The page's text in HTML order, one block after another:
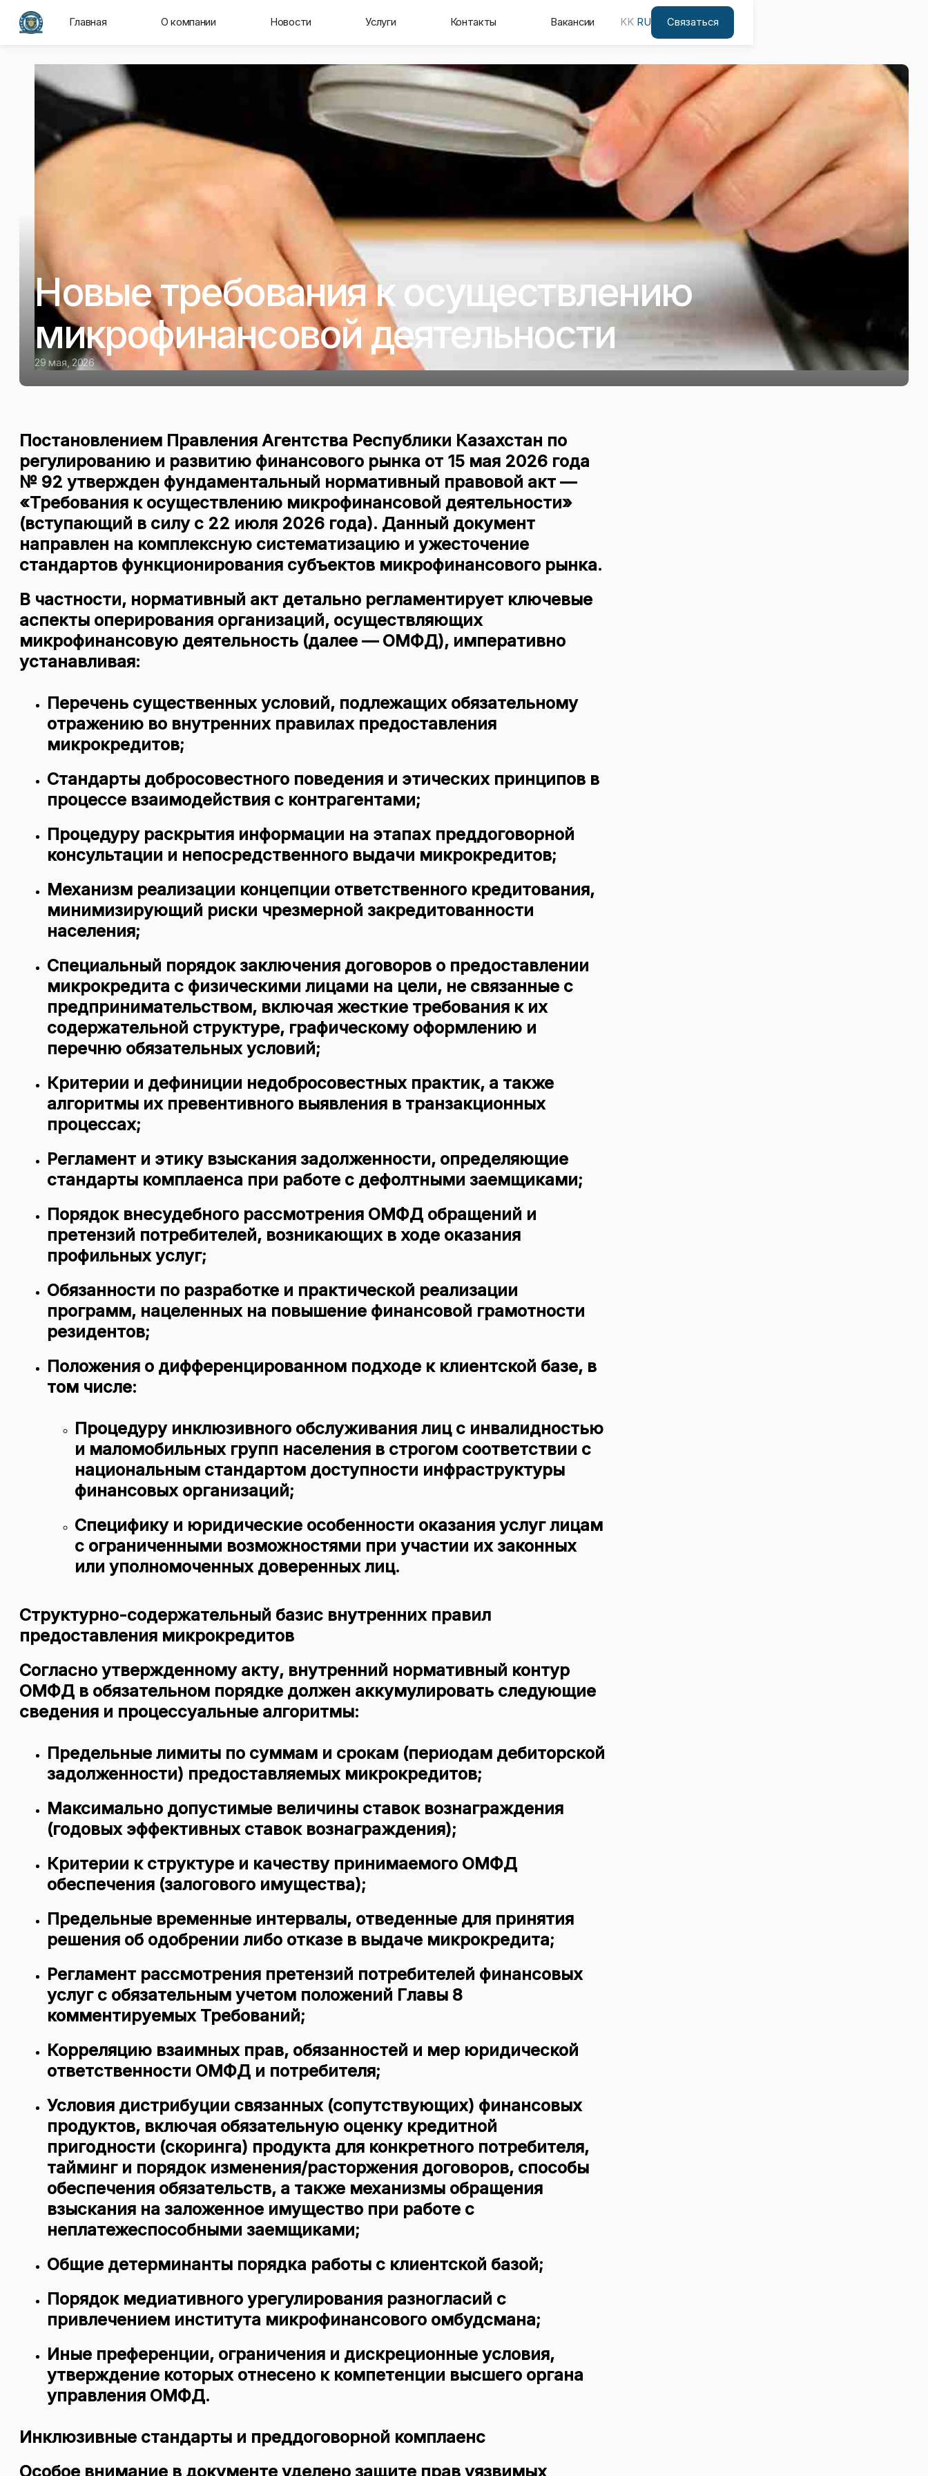
Главная О компании Новости Услуги Контакты Вакансии KK RU Связаться
Новые требования к осуществлению
микрофинансовой деятельности
29 мая, 2026
Постановлением Правления Агентства Республики Казахстан по
регулированию и развитию финансового рынка от 15 мая 2026 года
№ 92 утвержден фундаментальный нормативный правовой акт —
«Требования к осуществлению микрофинансовой деятельности»
(вступающий в силу с 22 июля 2026 года). Данный документ
направлен на комплексную систематизацию и ужесточение
стандартов функционирования субъектов микрофинансового рынка.
В частности, нормативный акт детально регламентирует ключевые
аспекты оперирования организаций, осуществляющих
микрофинансовую деятельность (далее — ОМФД), императивно
устанавливая:
Перечень существенных условий, подлежащих обязательному
отражению во внутренних правилах предоставления
микрокредитов;
Стандарты добросовестного поведения и этических принципов в
процессе взаимодействия с контрагентами;
Процедуру раскрытия информации на этапах преддоговорной
консультации и непосредственного выдачи микрокредитов;
Механизм реализации концепции ответственного кредитования,
минимизирующий риски чрезмерной закредитованности
населения;
Специальный порядок заключения договоров о предоставлении
микрокредита с физическими лицами на цели, не связанные с
предпринимательством, включая жесткие требования к их
содержательной структуре, графическому оформлению и
перечню обязательных условий;
Критерии и дефиниции недобросовестных практик, а также
алгоритмы их превентивного выявления в транзакционных
процессах;
Регламент и этику взыскания задолженности, определяющие
стандарты комплаенса при работе с дефолтными заемщиками;
Порядок внесудебного рассмотрения ОМФД обращений и
претензий потребителей, возникающих в ходе оказания
профильных услуг;
Обязанности по разработке и практической реализации
программ, нацеленных на повышение финансовой грамотности
резидентов;
Положения о дифференцированном подходе к клиентской базе, в
том числе:
Процедуру инклюзивного обслуживания лиц с инвалидностью
и маломобильных групп населения в строгом соответствии с
национальным стандартом доступности инфраструктуры
финансовых организаций;
Специфику и юридические особенности оказания услуг лицам
с ограниченными возможностями при участии их законных
или уполномоченных доверенных лиц.
Структурно-содержательный базис внутренних правил
предоставления микрокредитов
Согласно утвержденному акту, внутренний нормативный контур
ОМФД в обязательном порядке должен аккумулировать следующие
сведения и процессуальные алгоритмы:
Предельные лимиты по суммам и срокам (периодам дебиторской
задолженности) предоставляемых микрокредитов;
Максимально допустимые величины ставок вознаграждения
(годовых эффективных ставок вознаграждения);
Критерии к структуре и качеству принимаемого ОМФД
обеспечения (залогового имущества);
Предельные временные интервалы, отведенные для принятия
решения об одобрении либо отказе в выдаче микрокредита;
Регламент рассмотрения претензий потребителей финансовых
услуг с обязательным учетом положений Главы 8
комментируемых Требований;
Корреляцию взаимных прав, обязанностей и мер юридической
ответственности ОМФД и потребителя;
Условия дистрибуции связанных (сопутствующих) финансовых
продуктов, включая обязательную оценку кредитной
пригодности (скоринга) продукта для конкретного потребителя,
тайминг и порядок изменения/расторжения договоров, способы
обеспечения обязательств, а также механизмы обращения
взыскания на заложенное имущество при работе с
неплатежеспособными заемщиками;
Общие детерминанты порядка работы с клиентской базой;
Порядок медиативного урегулирования разногласий с
привлечением института микрофинансового омбудсмана;
Иные преференции, ограничения и дискреционные условия,
утверждение которых отнесено к компетенции высшего органа
управления ОМФД.
Инклюзивные стандарты и преддоговорной комплаенс
Особое внимание в документе уделено защите прав уязвимых